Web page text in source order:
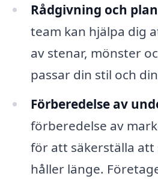
Rådgivning och
team kan hjälpa dig
av stenar, mönster
passar din stil och
Förberedelse av
förberedelse av
för att säkerställa
håller länge.